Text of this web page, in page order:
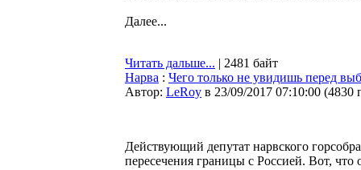
Далее...
Читать дальше... | 2481 байт
Нарва : Чего только не увидишь перед
Автор: LeRoy в 23/09/2017 07:10:00 (4830
Действующий депутат нарвского
пересечения границы с Россией. Вот, что